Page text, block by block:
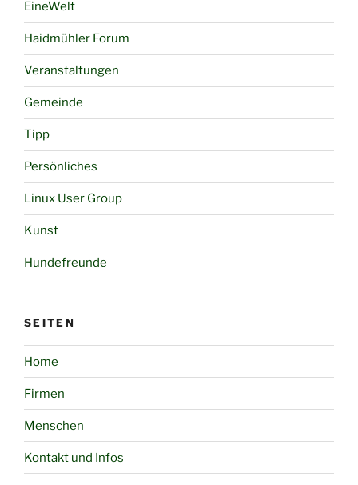
EineWelt
Haidmühler Forum
Veranstaltungen
Gemeinde
Tipp
Persönliches
Linux User Group
Kunst
Hundefreunde
SEITEN
Home
Firmen
Menschen
Kontakt und Infos